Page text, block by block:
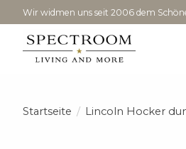
Wir widmen uns seit 2006 dem
Startseite / Lincoln Hocker